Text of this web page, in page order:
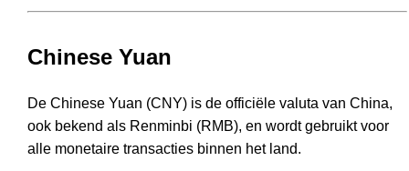
Chinese Yuan
De Chinese Yuan (CNY) is de officiële valuta van China,
ook bekend als Renminbi (RMB), en wordt gebruikt voor
alle monetaire transacties binnen het land.